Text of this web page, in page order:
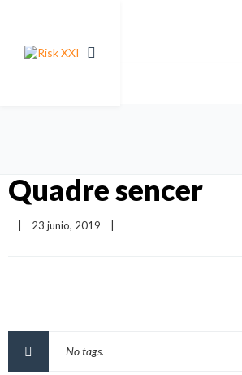
Quadre sencer
23 junio, 2019
No tags.